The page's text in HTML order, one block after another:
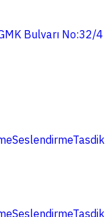
Bulvarı No:32/4
SeslendirmeTasdik
SeslendirmeTasdik